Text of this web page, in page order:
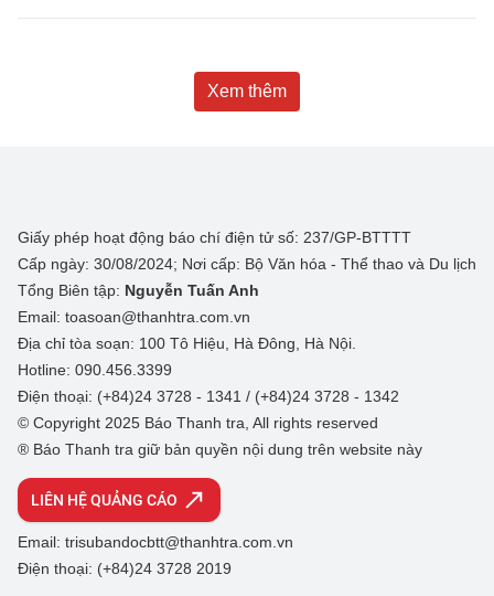
Xem thêm
Giấy phép hoạt động báo chí điện tử số: 237/GP-BTTTT
Cấp ngày: 30/08/2024; Nơi cấp: Bộ Văn hóa - Thể thao và Du lịch
Tổng Biên tập: Nguyễn Tuấn Anh
Email: toasoan@thanhtra.com.vn
Địa chỉ tòa soạn: 100 Tô Hiệu, Hà Đông, Hà Nội.
Hotline: 090.456.3399
Điện thoại: (+84)24 3728 - 1341 / (+84)24 3728 - 1342
© Copyright 2025 Báo Thanh tra, All rights reserved
® Báo Thanh tra giữ bản quyền nội dung trên website này
LIÊN HỆ QUẢNG CÁO
Email: trisubandocbtt@thanhtra.com.vn
Điện thoại: (+84)24 3728 2019